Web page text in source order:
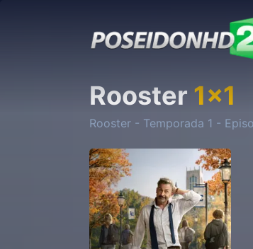
Rooster 1x1
Rooster - Temporada 1 -